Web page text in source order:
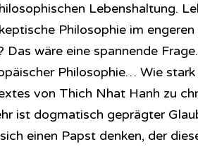
Lebenshaltung.
Philosophie im
Das wäre eine spannende
Philosophie… Wie
von Thich Nhat Hanh zu
ist dogmatisch geprägter
einen Papst denken, der